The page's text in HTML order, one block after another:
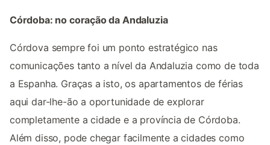
Córdoba: no coração da Andaluzia
Córdova sempre foi um ponto estratégico nas
comunicações tanto a nível da Andaluzia como de toda
a Espanha. Graças a isto, os apartamentos de férias
aqui dar-lhe-ão a oportunidade de explorar
completamente a cidade e a província de Córdoba.
Além disso, pode chegar facilmente a cidades como